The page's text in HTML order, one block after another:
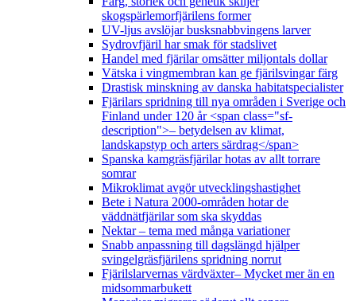
skogspärlemorfjärilens former
UV-ljus avslöjar busksnabbvingens larver
Sydrovfjäril har smak för stadslivet
Handel med fjärilar omsätter miljontals dollar
Vätska i vingmembran kan ge fjärilsvingar färg
Drastisk minskning av danska habitatspecialister
Fjärilars spridning till nya områden i Sverige och
Finland under 120 år <span class="sf-
description">– betydelsen av klimat,
landskapstyp och arters särdrag</span>
Spanska kamgräsfjärilar hotas av allt torrare
somrar
Mikroklimat avgör utvecklingshastighet
Bete i Natura 2000-områden hotar de
väddnätfjärilar som ska skyddas
Nektar – tema med många variationer
Snabb anpassning till dagslängd hjälper
svingelgräsfjärilens spridning norrut
Fjärilslarvernas värdväxter– Mycket mer än en
midsommarbukett